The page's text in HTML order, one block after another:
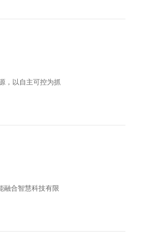
，以自主可控为抓
融合智慧科技有限